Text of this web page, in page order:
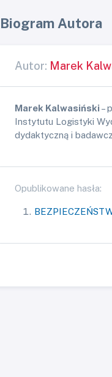
Biogram Autora
Autor: Marek
Marek Kalwasiński –
Instytutu Logistyki
dydaktyczną i
Opublikowane hasła: